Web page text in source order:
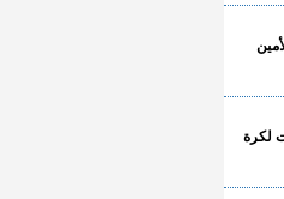
لكرة